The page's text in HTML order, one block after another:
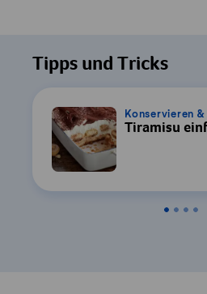
Tipps und Tricks
Konservieren
Tiramisu